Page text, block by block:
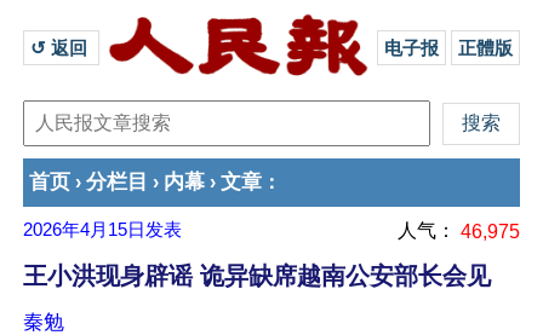
↺ 返回 电子报 正體版
首页 › 分栏目 › 内幕 › 文章 ：
2026年4月15日 发表 人气： 46,975
王小洪现身辟谣 诡异缺席越南公安部长会见
秦勉